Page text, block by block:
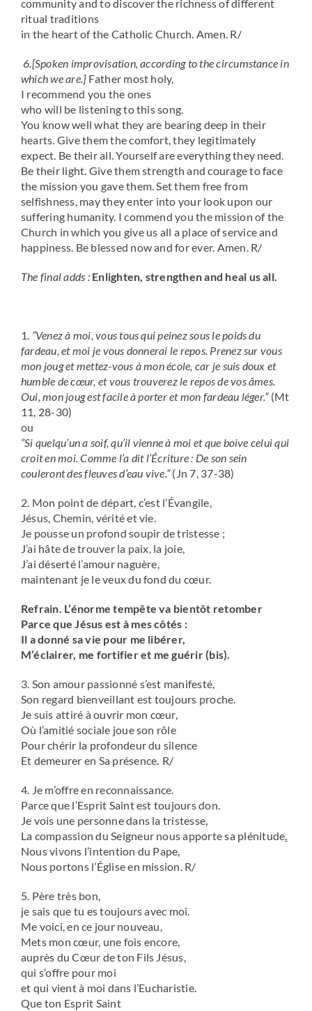
community and to discover the richness of different
ritual traditions
in the heart of the Catholic Church. Amen. R/
6.[Spoken improvisation, according to the circumstance in
which we are.] Father most holy,
I recommend you the ones
who will be listening to this song.
You know well what they are bearing deep in their
hearts. Give them the comfort, they legitimately
expect. Be their all. Yourself are everything they need.
Be their light. Give them strength and courage to face
the mission you gave them. Set them free from
selfishness, may they enter into your look upon our
suffering humanity. I commend you the mission of the
Church in which you give us all a place of service and
happiness. Be blessed now and for ever. Amen. R/
The final adds : Enlighten, strengthen and heal us all.
1. “Venez à moi, vous tous qui peinez sous le poids du
fardeau, et moi je vous donnerai le repos. Prenez sur vous
mon joug et mettez-vous à mon école, car je suis doux et
humble de cœur, et vous trouverez le repos de vos âmes.
Oui, mon joug est facile à porter et mon fardeau léger.”(Mt
11, 28-30)
ou
“Si quelqu’un a soif, qu’il vienne à moi et que boive celui qui
croit en moi. Comme l’a dit l’Écriture : De son sein
couleront des fleuves d’eau vive.”(Jn 7, 37-38)
2. Mon point de départ, c’est l’Évangile,
Jésus, Chemin, vérité et vie.
Je pousse un profond soupir de tristesse ;
J’ai hâte de trouver la paix, la joie,
J’ai déserté l’amour naguère,
maintenant je le veux du fond du cœur.
Refrain. L’énorme tempête va bientôt retomber
Parce que Jésus est à mes côtés :
Il a donné sa vie pour me libérer,
M’éclairer, me fortifier et me guérir (bis).
3. Son amour passionné s’est manifesté,
Son regard bienveillant est toujours proche.
Je suis attiré à ouvrir mon cœur,
Où l’amitié sociale joue son rôle
Pour chérir la profondeur du silence
Et demeurer en Sa présence. R/
4. Je m’offre en reconnaissance.
Parce que l’Esprit Saint est toujours don.
Je vois une personne dans la tristesse,
La compassion du Seigneur nous apporte sa plénitude.
Nous vivons l’intention du Pape,
Nous portons l’Église en mission. R/
5. Père très bon,
je sais que tu es toujours avec moi.
Me voici, en ce jour nouveau,
Mets mon cœur, une fois encore,
auprès du Cœur de ton Fils Jésus,
qui s’offre pour moi
et qui vient à moi dans l’Eucharistie.
Que ton Esprit Saint